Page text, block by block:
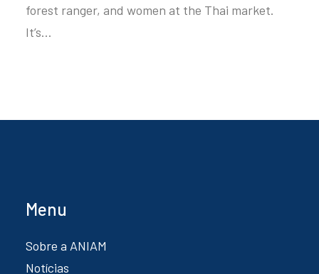
forest ranger, and women at the Thai market.
It’s…
Menu
Sobre a ANIAM
Notícias